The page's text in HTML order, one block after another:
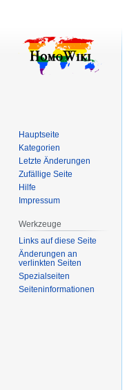
Hauptseite
Kategorien
Letzte Änderungen
Zufällige Seite
Hilfe
Impressum
Werkzeuge
Links auf diese Seite
Änderungen an
verlinkten Seiten
Spezialseiten
Seiten­­informationen